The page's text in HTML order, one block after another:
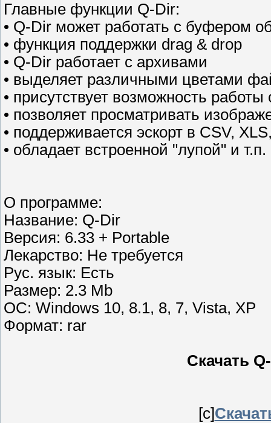
Главные функции Q-Dir:
• Q-Dir может работать с буфером
• функция поддержки drag & drop
• Q-Dir работает с архивами
• выделяет различными цветами
• присутствует возможность работы
• позволяет просматривать
• поддерживается эскорт в CSV,
• обладает встроенной "лупой" и т.п.
О программе:
Название: Q-Dir
Версия: 6.33 + Portable
Лекарство: Не требуется
Рус. язык: Есть
Размер: 2.3 Mb
ОС: Windows 10, 8.1, 8, 7, Vista, XP
Формат: rar
Скачать
[c]